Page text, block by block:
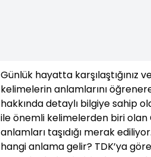
Günlük hayatta karşılaştığınız
kelimelerin anlamlarını
hakkında detaylı bilgiye sahip
ile önemli kelimelerden biri olan
anlamları taşıdığı merak
hangi anlama gelir? TDK’ya